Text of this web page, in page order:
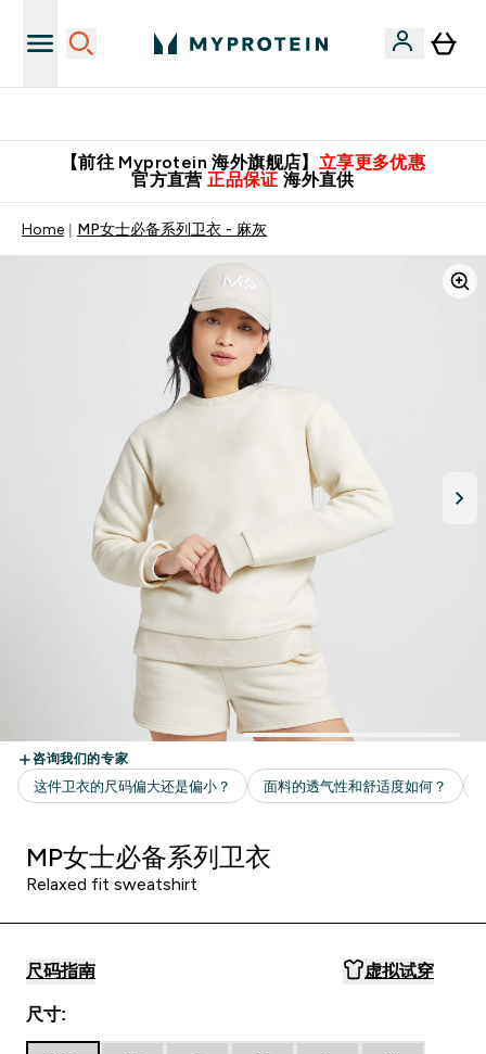
【前往 Myprotein 海外旗舰店】 立享更多优惠
官方直营 正品保证 海外直供
Home MP女士必备系列卫衣 - 麻灰
MP女士必备系列卫衣
Relaxed fit sweatshirt
尺码指南 虚拟试穿
尺寸: